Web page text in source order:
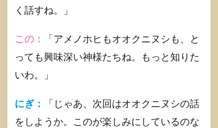
宮」
神社』
1.6
ぎこ
にぎこ
く話すね。」
この：
「アメノホヒもオオクニヌシも、と
っても興味深い神様たちね。もっと知りた
いわ。」
にぎ：
「じゃあ、次回はオオクニヌシの話
をしようか。このが楽しみにしているのな